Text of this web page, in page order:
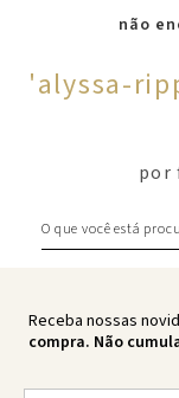
não
'alyssa-
por
Receba nossas
compra. Não